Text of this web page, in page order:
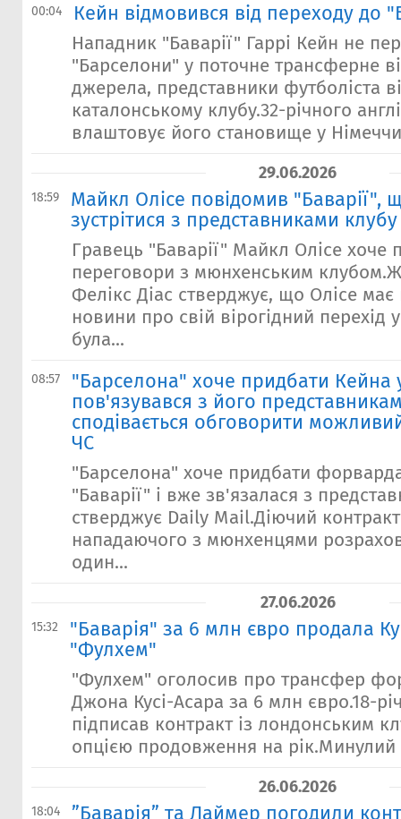
00:04 Кейн відмовився від переходу до
Нападник "Баварії" Гаррі Кейн не
"Барселони" у поточне трансферне
джерела, представники футболіста
каталонському клубу.32-річного
влаштовує його становище у
29.06.2026
18:59
Майкл Олісе повідомив "Баварії",
зустрітися з представниками
Гравець "Баварії" Майкл Олісе хоче
переговори з мюнхенським
Фелікс Діас стверджує, що Олісе
новини про свій вірогідний перехід
була...
08:57
"Барселона" хоче придбати Кейна
пов'язувався з його
сподівається обговорити
ЧС
"Барселона" хоче придбати форварда
"Баварії" і вже зв'язалася з
стверджує Daily Mail.Діючий
нападаючого з мюнхенцями
один...
27.06.2026
15:32
"Баварія" за 6 млн євро продала
"Фулхем"
"Фулхем" оголосив про трансфер
Джона Кусі-Асара за 6 млн євро.18-
підписав контракт із лондонським
опцією продовження на рік.Минулий
26.06.2026
18:04 ”Баварія” та Лаймер погодили